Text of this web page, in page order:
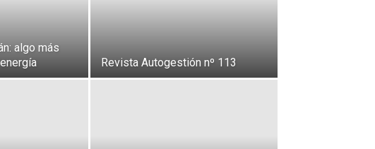
algo más
Revista Autogestión nº 113